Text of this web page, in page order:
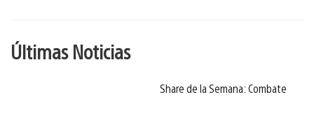
Últimas Noticias
Share de la Semana: Combate